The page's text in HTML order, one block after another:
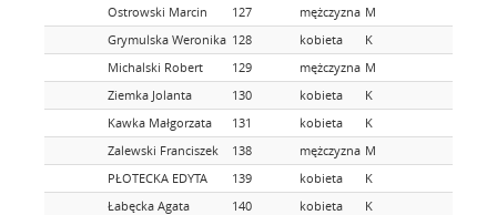
Ostrowski Marcin
127 mężczyzna M
Grymulska Weronika 128 kobieta
K
Michalski Robert
129 mężczyzna M
Ziemka Jolanta
130 kobieta
K
Kawka Małgorzata
131 kobieta
K
Zalewski Franciszek
138 mężczyzna M
PŁOTECKA EDYTA
139 kobieta
K
Łabęcka Agata
140 kobieta
K